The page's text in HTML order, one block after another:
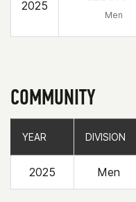
2025
Men
COMMUNITY
YEAR DIVISION
2025 Men
YEAR DIVISION